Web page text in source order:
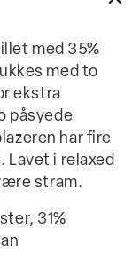
med 35%
med to
ekstra
påsyede
har fire
Lavet i relaxed
stram.
31%